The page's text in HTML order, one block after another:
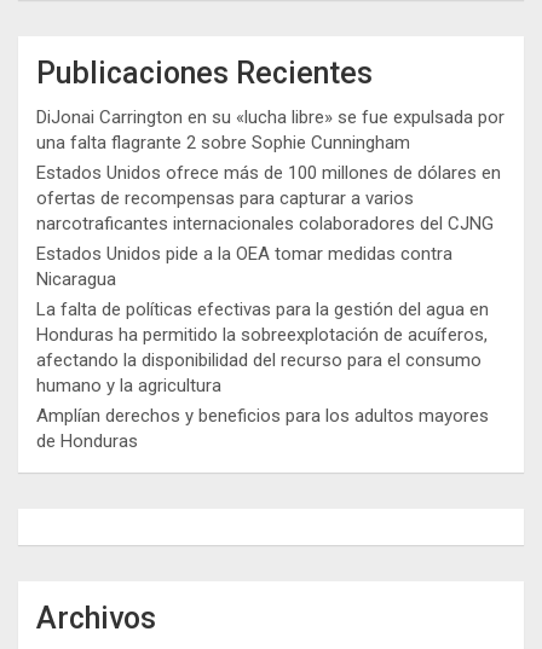
Publicaciones Recientes
DiJonai Carrington en su «lucha libre» se fue expulsada por
una falta flagrante 2 sobre Sophie Cunningham
Estados Unidos ofrece más de 100 millones de dólares en
ofertas de recompensas para capturar a varios
narcotraficantes internacionales colaboradores del CJNG
Estados Unidos pide a la OEA tomar medidas contra
Nicaragua
La falta de políticas efectivas para la gestión del agua en
Honduras ha permitido la sobreexplotación de acuíferos,
afectando la disponibilidad del recurso para el consumo
humano y la agricultura
Amplían derechos y beneficios para los adultos mayores
de Honduras
Archivos